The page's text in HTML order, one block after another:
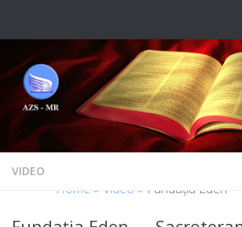
VIDEO
Home » Video » Fundația Eden